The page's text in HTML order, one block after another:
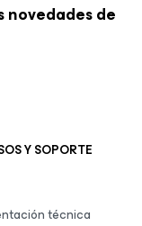
de
Y SOPORTE
técnica